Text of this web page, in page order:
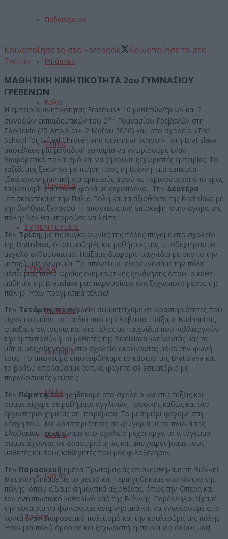
Ποδόσφαιρο
Μπάσκετ
Βόλεϊ
Στίβος
Πυγμαχία
ΣΥΝΕΝΤΕΥΞΕΙΣ
ΓΥΝΑΙΚΑ
Μαγειρική
Ομορφιά
Μόδα
Ευεξία
Gossip
ΆΡΘΡΑ
Κοινοποίησε το στο Facebook
Κοινοποίησε το στο
Twitter
ΜΑΘΗΤΙΚΗ ΚΙΝΗΤΙΚΟΤΗΤΑ 2ου ΓΥΜΝΑΣΙΟΥ
ΓΡΕΒΕΝΩΝ
Η εμπειρία κινητικότητας Erasmus+ 10 μαθητών/τριων και 2
συνοδών εκπαιδευτικών του 2ου Γυμνασίου Γρεβενών στη
Σλοβακία (25 Απριλίου- 2 Μαΐου 2026) και στο σχολείο «The
School for Gifted Children and Grammar School» στη Bratislava
αποτέλεσε μια μοναδική ευκαιρία να γνωρίσουμε έναν
διαφορετικό πολιτισμό και να ζήσουμε ξεχωριστές εμπειρίες. Το
ταξίδι μας ξεκίνησε με πτήση προς τη Βιέννη, μια εμπειρία
ιδιαίτερα σημαντική για αρκετούς αφού οι περισσότεροι από εμάς
ταξιδεύαμε για πρώτη φορά με αεροπλάνο. Την Δευτέρα
επισκεφτήκαμε την Παλιά Πόλη και τα αξιοθέατα της Bratislava με
την βοήθεια ξεναγού. Η απογευματινή επίσκεψη στην αγορά της
πόλης δεν θα μπορούσε να λείπει!
Την Τρίτη, με τις συγκοινωνίες της πόλης πήγαμε στο σχολείο
της Bratislava, όπου μαθητές και μαθήτριες μας υποδέχτηκαν με
μεγάλο ενθουσιασμό. Παίξαμε διάφορα παιχνίδια με σκοπό την
μεταξύ μας γνωριμία. Το απόγευμα εξερευνήσαμε την πόλη
μέσω μιας πολύ ωραίας ενημερωτικής ξενάγησης όπου ο κάθε
μαθητής της Bratislava μας παρουσίασε ένα ξεχωριστό μέρος της
πόλης! Ήταν πραγματικά τέλεια!!
Την Τετάρτηστο σχολείο συμμετείχαμε σε δραστηριότητες που
είχαν ετοιμάσει τα παιδιά από τη Σλοβακία. Παίξαμε Badminton,
φτιάξαμε σαπούνια και στο τέλος με παιχνίδια που καλλιεργούν
την εμπιστοσύνη, οι μαθητές της Bratislava κλείνοντάς μας τα
μάτια, μάς οδήγησαν στο σχολείο ακούγοντας μόνο την φωνή
τους. Το απόγευμα επισκεφθήκαμε το κάστρο της Bratislava και
το βράδυ απολαύσαμε τοπικά φαγητά σε εστιατόριο με
παραδοσιακές γεύσεις.
Την Πέμπτηπεριηγηθήκαμε στο σχολείο και στις τάξεις και
συμμετείχαμε σε μαθήματα αγγλικών, φυσικής καθώς και στο
εργαστήριο χημείας σε πειράματα. Το μεσημέρι φάγαμε στη
λέσχη του. Με δραστηριότητες σε ζευγάρια με τα παιδιά της
Σλοβακίας παραμείναμε στο σχολείο μέχρι αργά το απόγευμα
συμμετέχοντας σε δραστηριότητες και αποχαιρετήσαμε τους
μαθητές και τους καθηγητές που μας φιλοξένησαν.
Την Παρασκευή ημέρα Πρωτομαγιάς επισκεφθήκαμε τη Βιέννη!
Μετακινηθήκαμε με το μετρό και περιηγηθήκαμε στο κέντρο της
πόλης, όπου είδαμε σημαντικά αξιοθέατα, όπως την Όπερα και
τον εντυπωσιακό καθολικό ναό της Βιέννης. Παράλληλα, είχαμε
την ευκαιρία να ψωνίσουμε αναμνηστικά και να γνωρίσουμε από
κοντά έναν διαφορετικό πολιτισμό και την κουλτούρα της πόλης.
Ήταν μια πολύ όμορφη και ξεχωριστή εμπειρία για όλους μας!